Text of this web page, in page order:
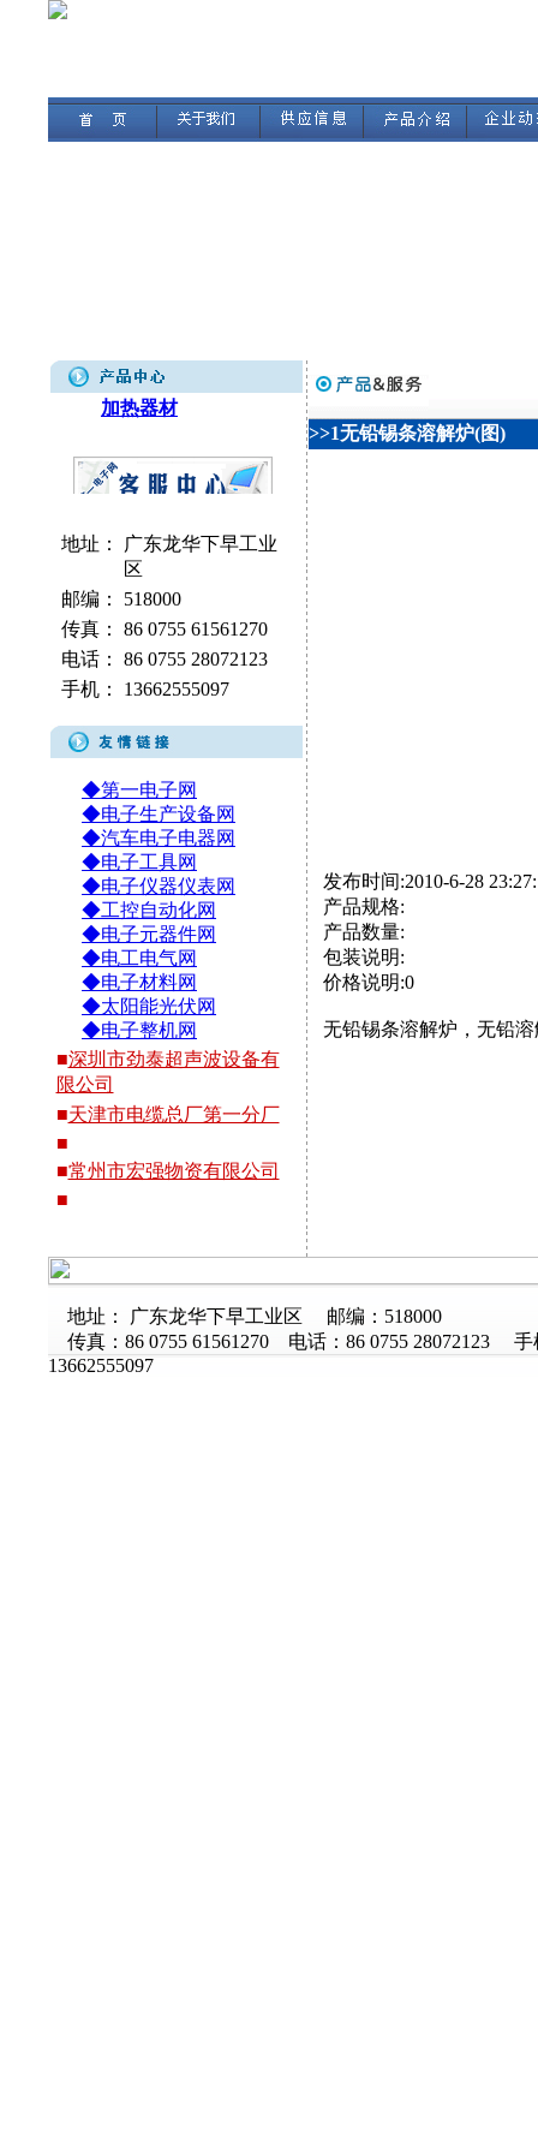
加热器材
地址：
广东龙华下早工业
区
邮编：
518000
传真：
86 0755 61561270
电话：
86 0755 28072123
手机：
13662555097
◆第一电子网
◆电子生产设备网
◆汽车电子电器网
◆电子工具网
◆电子仪器仪表网
◆工控自动化网
◆电子元器件网
◆电工电气网
◆电子材料网
◆太阳能光伏网
◆电子整机网
■深圳市劲泰超声波设备有
限公司
■天津市电缆总厂第一分厂
■
■常州市宏强物资有限公司
■
>>1无铅锡条溶解炉(图)
发布时间:2010-6-28
产品规格:
产品数量:
包装说明:
价格说明:0
无铅锡条溶解炉，无铅
地址： 广东龙华下早工业区 邮编：518000
传真：86 0755 61561270 电话：86 0755 28072123 手
13662555097